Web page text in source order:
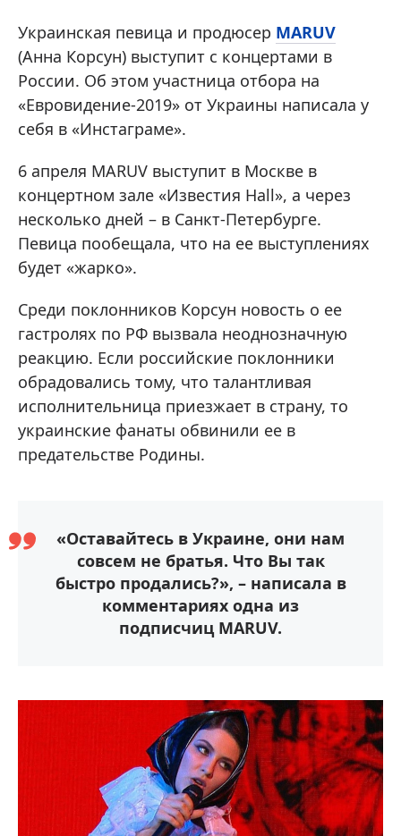
Украинская певица и продюсер MARUV
(Анна Корсун) выступит с концертами в
России. Об этом участница отбора на
«Евровидение-2019» от Украины написала у
себя в «Инстаграме».
6 апреля MARUV выступит в Москве в
концертном зале «Известия Hall», а через
несколько дней – в Санкт-Петербурге.
Певица пообещала, что на ее выступлениях
будет «жарко».
Среди поклонников Корсун новость о ее
гастролях по РФ вызвала неоднозначную
реакцию. Если российские поклонники
обрадовались тому, что талантливая
исполнительница приезжает в страну, то
украинские фанаты обвинили ее в
предательстве Родины.
«Оставайтесь в Украине, они нам
совсем не братья. Что Вы так
быстро продались?», – написала в
комментариях одна из
подписчиц MARUV.